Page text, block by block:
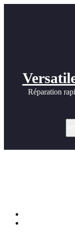
Réparation